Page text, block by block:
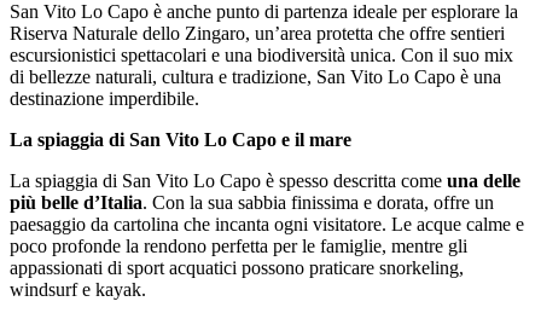
San Vito Lo Capo è anche punto di partenza ideale per esplorare la
Riserva Naturale dello Zingaro, un’area protetta che offre sentieri
escursionistici spettacolari e una biodiversità unica. Con il suo mix
di bellezze naturali, cultura e tradizione, San Vito Lo Capo è una
destinazione imperdibile.
La spiaggia di San Vito Lo Capo e il mare
La spiaggia di San Vito Lo Capo è spesso descritta come una delle
più belle d’Italia. Con la sua sabbia finissima e dorata, offre un
paesaggio da cartolina che incanta ogni visitatore. Le acque calme e
poco profonde la rendono perfetta per le famiglie, mentre gli
appassionati di sport acquatici possono praticare snorkeling,
windsurf e kayak.